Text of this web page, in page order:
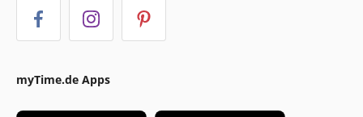
myTime.de Apps